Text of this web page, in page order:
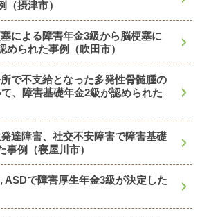
（摂津市）
塞による障害年金3級から脳梗塞に
められた事例（吹田市）
所で不支給となった多発性骨髄腫の
、障害基礎年金2級が認められた
発達障害、社交不安障害で障害基礎
事例（寝屋川市）
ASDで障害厚生年金3級が決定した